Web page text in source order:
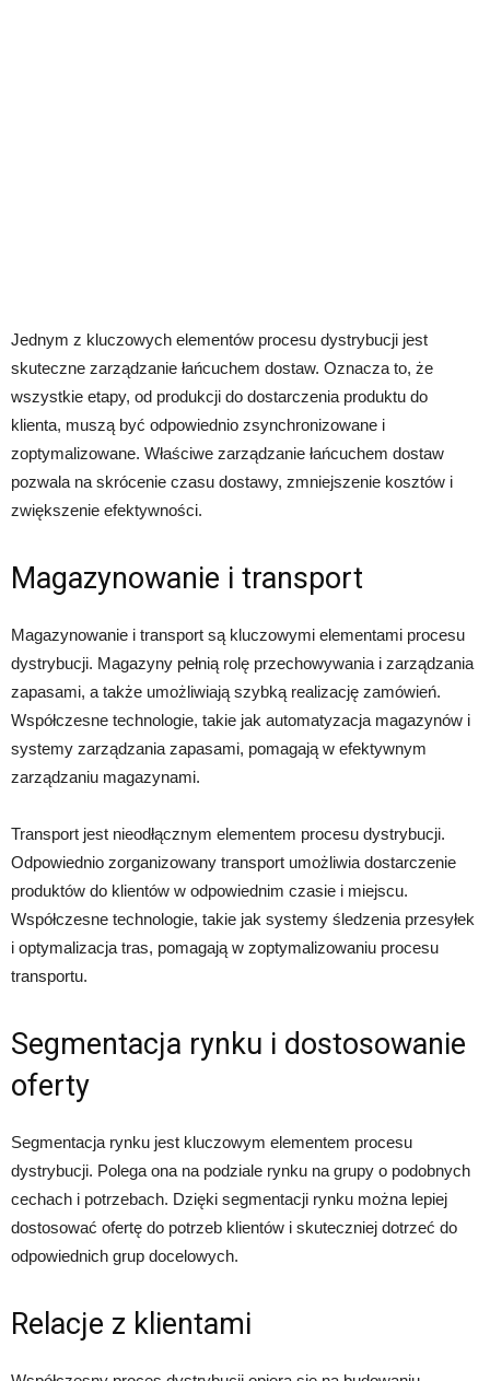
Jednym z kluczowych elementów procesu dystrybucji jest
skuteczne zarządzanie łańcuchem dostaw. Oznacza to, że
wszystkie etapy, od produkcji do dostarczenia produktu do
klienta, muszą być odpowiednio zsynchronizowane i
zoptymalizowane. Właściwe zarządzanie łańcuchem dostaw
pozwala na skrócenie czasu dostawy, zmniejszenie kosztów i
zwiększenie efektywności.
Magazynowanie i transport
Magazynowanie i transport są kluczowymi elementami procesu
dystrybucji. Magazyny pełnią rolę przechowywania i zarządzania
zapasami, a także umożliwiają szybką realizację zamówień.
Współczesne technologie, takie jak automatyzacja magazynów i
systemy zarządzania zapasami, pomagają w efektywnym
zarządzaniu magazynami.
Transport jest nieodłącznym elementem procesu dystrybucji.
Odpowiednio zorganizowany transport umożliwia dostarczenie
produktów do klientów w odpowiednim czasie i miejscu.
Współczesne technologie, takie jak systemy śledzenia przesyłek
i optymalizacja tras, pomagają w zoptymalizowaniu procesu
transportu.
Segmentacja rynku i dostosowanie
oferty
Segmentacja rynku jest kluczowym elementem procesu
dystrybucji. Polega ona na podziale rynku na grupy o podobnych
cechach i potrzebach. Dzięki segmentacji rynku można lepiej
dostosować ofertę do potrzeb klientów i skuteczniej dotrzeć do
odpowiednich grup docelowych.
Relacje z klientami